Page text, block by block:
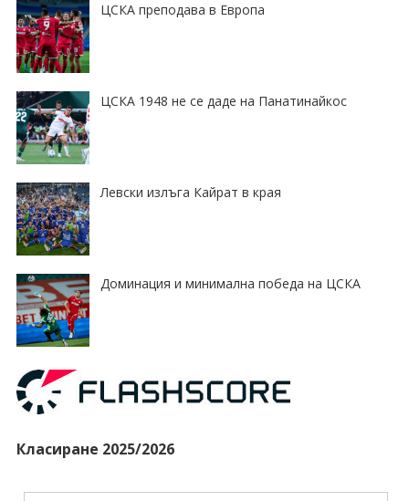
ЦСКА преподава в Европа
ЦСКА 1948 не се даде на Панатинайкос
Левски излъга Кайрат в края
Доминация и минимална победа на ЦСКА
Класиране 2025/2026